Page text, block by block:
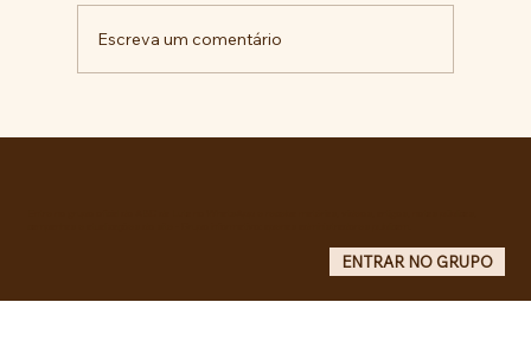
Escreva um comentário
ENTRAR NO GRUPO